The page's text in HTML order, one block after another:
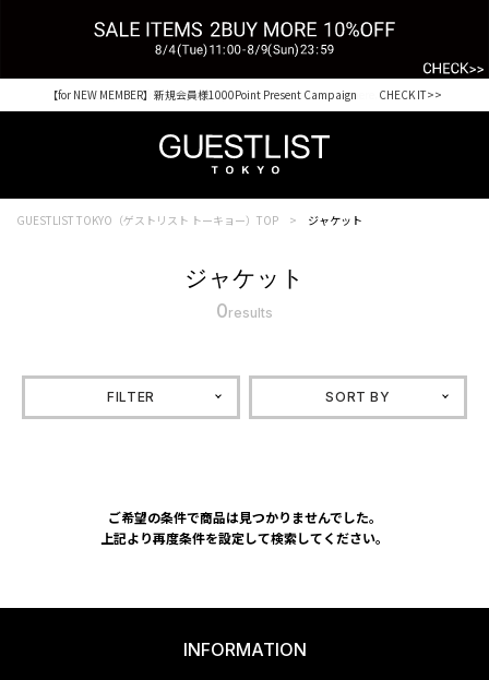
Shopping from outside Japan? Visit our Global Site here. >>
【for NEW MEMBER】新規会員様1000Point Present Campaign CHECK IT>>
GUESTLIST TOKYO（ゲストリスト トーキョー）TOP ジャケット
ジャケット
0results
FILTER SORT BY
ご希望の条件で商品は見つかりませんでした。
上記より再度条件を設定して検索してください。
INFORMATION